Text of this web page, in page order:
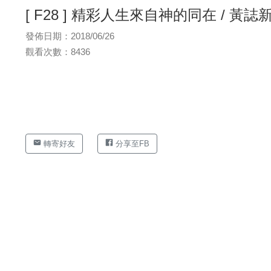
[ F28 ] 精彩人生來自神的同在 / 黃誌
發佈日期：2018/06/26
觀看次數：8436
轉寄好友 分享至FB